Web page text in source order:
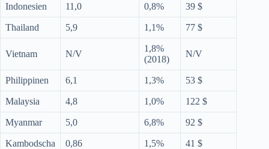
Indonesien 11,0 0,8% 39 $
Thailand 5,9 1,1% 77 $
Vietnam N/V
1,8%
(2018)
N/V
Philippinen 6,1 1,3% 53 $
Malaysia 4,8 1,0% 122 $
Myanmar 5,0 6,8% 92 $
Kambodscha 0,86 1,5% 41 $